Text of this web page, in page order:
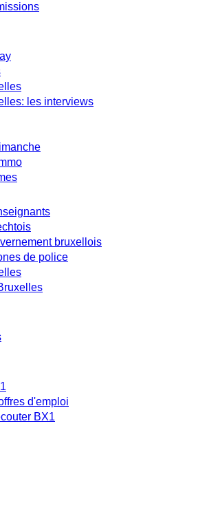
les interviews
bruxellois
de police
d'emploi
BX1